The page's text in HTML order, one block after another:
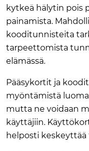
kytkeä hälytin pois
painamista.
kooditunnisteita
tarpeettomista
elämässä.
Pääsykortit ja
myöntämistä
mutta ne voidaan
käyttäjiin.
helposti keskeyttää